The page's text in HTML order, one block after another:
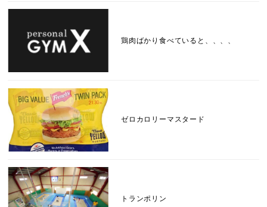
鶏肉ばかり食べていると、、、、
ゼロカロリーマスタード
トランポリン